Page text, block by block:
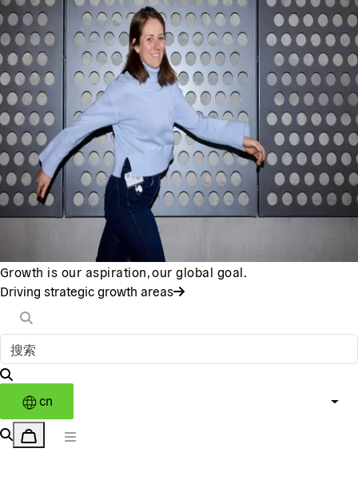
Growth is our aspiration, our global goal.
Driving strategic growth areas
cn